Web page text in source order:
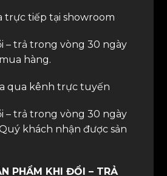
trực tiếp tại showroom
– trả trong vòng 30 ngày
hàng.
qua kênh trực tuyến
– trả trong vòng 30 ngày
khách nhận được sản
PHẨM KHI ĐỔI – TRẢ